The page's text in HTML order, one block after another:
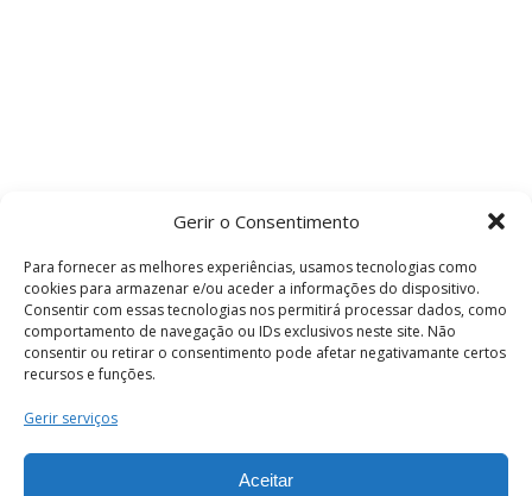
Gerir o Consentimento
Para fornecer as melhores experiências, usamos tecnologias como
cookies para armazenar e/ou aceder a informações do dispositivo.
Consentir com essas tecnologias nos permitirá processar dados, como
comportamento de navegação ou IDs exclusivos neste site. Não
consentir ou retirar o consentimento pode afetar negativamante certos
recursos e funções.
Gerir serviços
Aceitar
Termos e Condições